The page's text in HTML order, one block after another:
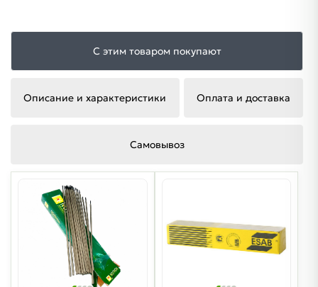
С этим товаром покупают
Описание и характеристики Оплата и доставка
Самовывоз